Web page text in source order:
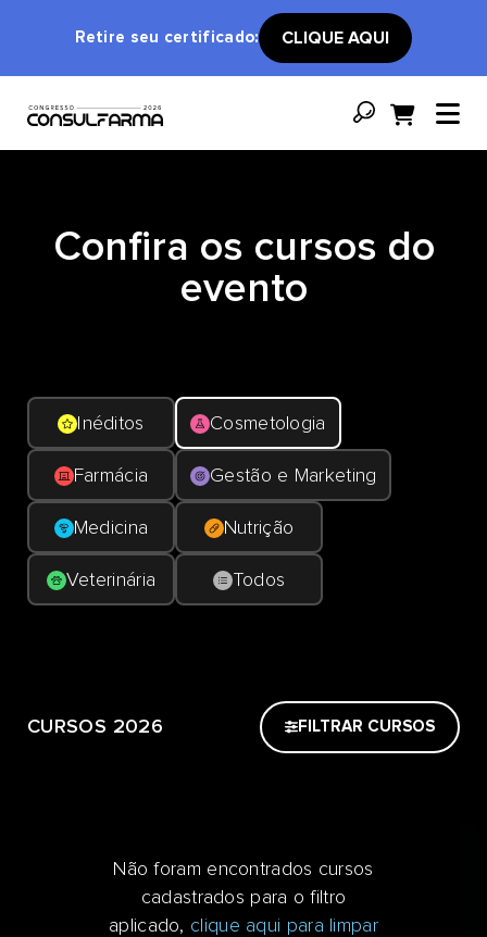
Retire seu certificado: CLIQUE AQUI
Confira os cursos do
evento
Inéditos Cosmetologia
Farmácia Gestão e Marketing
Medicina Nutrição
Veterinária Todos
CURSOS 2026 FILTRAR CURSOS
Não foram encontrados cursos
cadastrados para o filtro
aplicado, clique aqui para limpar